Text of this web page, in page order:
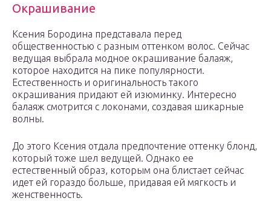
Окрашивание
Ксения Бородина представала перед
общественностью с разным оттенком волос. Сейчас
ведущая выбрала модное окрашивание балаяж,
которое находится на пике популярности.
Естественность и оригинальность такого
окрашивания придают ей изюминку. Интересно
балаяж смотрится с локонами, создавая шикарные
волны.
До этого Ксения отдала предпочтение оттенку блонд,
который тоже шел ведущей. Однако ее
естественный образ, которым она блистает сейчас
идет ей гораздо больше, придавая ей мягкость и
женственность.